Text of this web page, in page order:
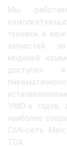
Мы
техники и
запчастей
моделей
доступен
1980-х годов
наиболее
CAN-сеть
TGA.